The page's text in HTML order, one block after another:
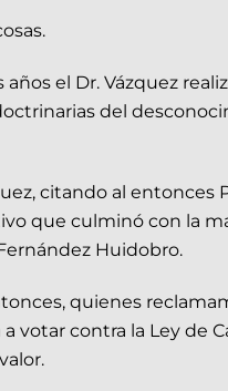
el Dr. Vázquez
del
citando al entonces
que culminó con la
Huidobro.
quienes
votar contra la Ley de